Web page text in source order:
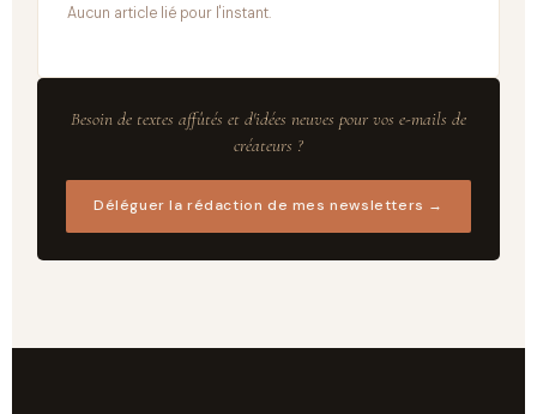
Aucun article lié pour l'instant.
Besoin de textes affûtés et d'idées neuves pour vos e-mails de
créateurs ?
Déléguer la rédaction de mes newsletters →